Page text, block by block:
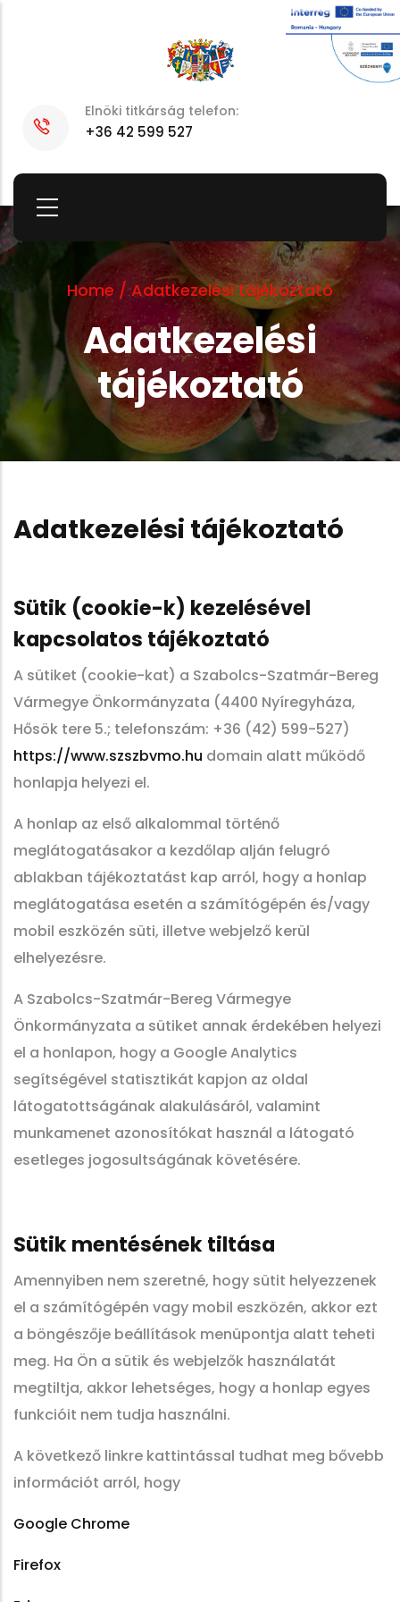
Elnöki titkárság telefon:
+36 42 599 527
Home / Adatkezelési tájékoztató
Adatkezelési
tájékoztató
Adatkezelési tájékoztató
Sütik (cookie-k) kezelésével
kapcsolatos tájékoztató
A sütiket (cookie-kat) a Szabolcs-Szatmár-Bereg
Vármegye Önkormányzata (4400 Nyíregyháza,
Hősök tere 5.; telefonszám: +36 (42) 599-527)
https://www.szszbvmo.hu domain alatt működő
honlapja helyezi el.
A honlap az első alkalommal történő
meglátogatásakor a kezdőlap alján felugró
ablakban tájékoztatást kap arról, hogy a honlap
meglátogatása esetén a számítógépén és/vagy
mobil eszközén süti, illetve webjelző kerül
elhelyezésre.
A Szabolcs-Szatmár-Bereg Vármegye
Önkormányzata a sütiket annak érdekében helyezi
el a honlapon, hogy a Google Analytics
segítségével statisztikát kapjon az oldal
látogatottságának alakulásáról, valamint
munkamenet azonosítókat használ a látogató
esetleges jogosultságának követésére.
Sütik mentésének tiltása
Amennyiben nem szeretné, hogy sütit helyezzenek
el a számítógépén vagy mobil eszközén, akkor ezt
a böngészője beállítások menüpontja alatt teheti
meg. Ha Ön a sütik és webjelzők használatát
megtiltja, akkor lehetséges, hogy a honlap egyes
funkcióit nem tudja használni.
A következő linkre kattintással tudhat meg bővebb
információt arról, hogy
Google Chrome
Firefox